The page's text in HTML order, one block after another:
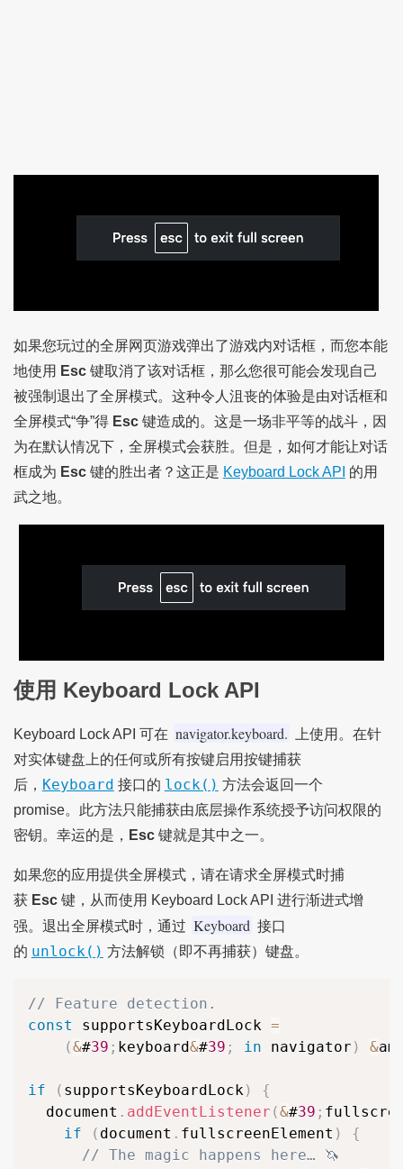
如果您玩过的全屏网页游戏弹出了游戏内对话框，而您本能
地使用 Esc键取消了该对话框，那么您很可能会发现自己
被强制退出了全屏模式。这种令人沮丧的体验是由对话框和
全屏模式“争”得 Esc键造成的。这是一场非平等的战斗，因
为在默认情况下，全屏模式会获胜。但是，如何才能让对话
框成为 Esc键的胜出者？这正是 Keyboard Lock API 的用
武之地。
使用 Keyboard Lock API
Keyboard Lock API 可在 navigator.keyboard.
上使用。在针
对实体键盘上的任何或所有按键启用按键捕获
后， Keyboard 接口的 lock() 方法会返回一个
promise。此方法只能捕获由底层操作系统授予访问权限的
密钥。幸运的是， Esc键就是其中之一。
如果您的应用提供全屏模式，请在请求全屏模式时捕
获 Esc键，从而使用 Keyboard Lock API 进行渐进式增
强。退出全屏模式时，通过 Keyboard 接口
的 unlock() 方法解锁（即不再捕获）键盘。
// Feature detection.
const supportsKeyboardLock =
(&#39 ; keyboard&#39 ; in navigator ) &
if ( supportsKeyboardLock)
{
  document
. addEventListener (&#39 ;
if
( document . fullscreenElement )
{
// The magic happens here… 🦄